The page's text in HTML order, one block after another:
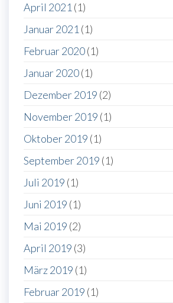
April 2021 (1)
Januar 2021 (1)
Februar 2020(1)
Januar 2020(1)
Dezember 2019 (2)
November 2019 (1)
Oktober 2019 (1)
September 2019 (1)
Juli 2019 (1)
Juni 2019 (1)
Mai 2019 (2)
April 2019 (3)
März 2019 (1)
Februar 2019 (1)